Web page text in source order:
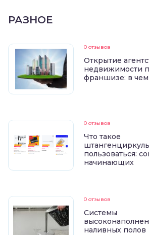
РАЗНОЕ
0 отзывов
Открытие
недвижимости
франшизе: в
0 отзывов
Что такое
пользоваться:
начинающих
0 отзывов
Системы
наливных полов